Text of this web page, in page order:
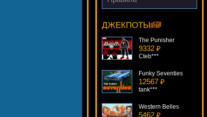
ДЖЕКПОТЫ
Lost
sgvwood***
The Punisher
9332 ₽
Cteb***
Funky Seventies
12567 ₽
tank***
Western Belles
5462 ₽